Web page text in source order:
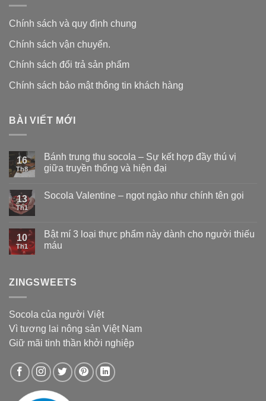
Chính sách và quy định chung
Chính sách vận chuyển.
Chính sách đổi trả sản phẩm
Chính sách bảo mật thông tin khách hàng
BÀI VIẾT MỚI
16
Th8
Bánh trung thu socola – Sự kết hợp đầy thú vị
giữa truyền thống và hiện đại
13
Th1
Socola Valentine – ngọt ngào như chính tên gọi
10
Th1
Bật mí 3 loại thực phẩm này dành cho người thiếu
máu
ZINGSWEETS
Socola của người Việt
Vì tương lai nông sản Việt Nam
Giữ mãi tinh thần khởi nghiệp